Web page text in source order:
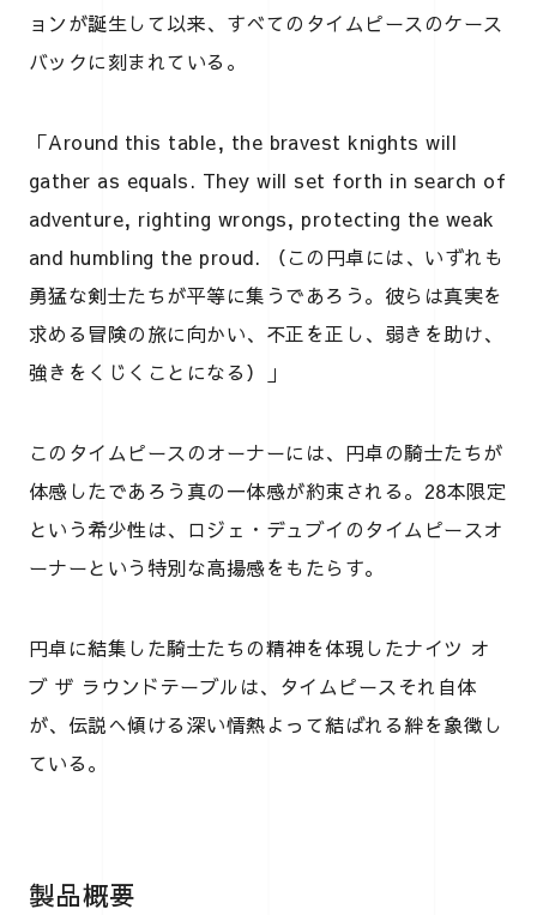
ョンが誕生して以来、すべてのタイムピースのケース
バックに刻まれている。
「Around this table, the bravest knights will
gather as equals. They will set forth in search of
adventure, righting wrongs, protecting the weak
and humbling the proud. （この円卓には、いずれも
勇猛な剣士たちが平等に集うであろう。彼らは真実を
求める冒険の旅に向かい、不正を正し、弱きを助け、
強きをくじくことになる）」
このタイムピースのオーナーには、円卓の騎士たちが
体感したであろう真の一体感が約束される。28本限定
という希少性は、ロジェ・デュブイのタイムピースオ
ーナーという特別な高揚感をもたらす。
円卓に結集した騎士たちの精神を体現したナイツ オ
ブ ザ ラウンドテーブルは、タイムピースそれ自体
が、伝説へ傾ける深い情熱よって結ばれる絆を象徴し
ている。
製品概要